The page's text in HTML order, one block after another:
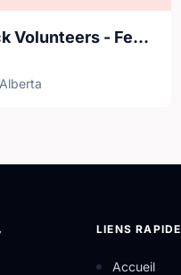
Calgary Snack Pack Volunteers - Feeding Our Future
LIENS
Accueil